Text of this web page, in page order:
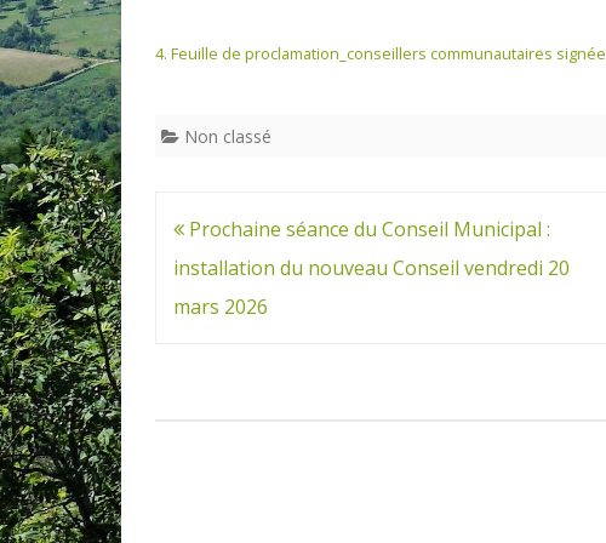
4. Feuille de proclamation_conseillers communautaires signée
Non classé
Navigation
de
l’article
Prochaine séance du Conseil Municipal :
installation du nouveau Conseil vendredi 20
mars 2026